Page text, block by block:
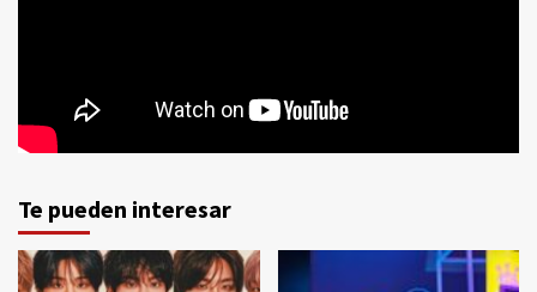
Te pueden interesar